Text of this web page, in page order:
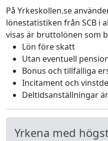
På Yrkeskollen.se
lönestatistiken från SCB i
visas är bruttolönen som
Lön före skatt
Utan eventuell
Bonus och tillfälliga
Incitament och
Deltidsanställningar
Yrkena med